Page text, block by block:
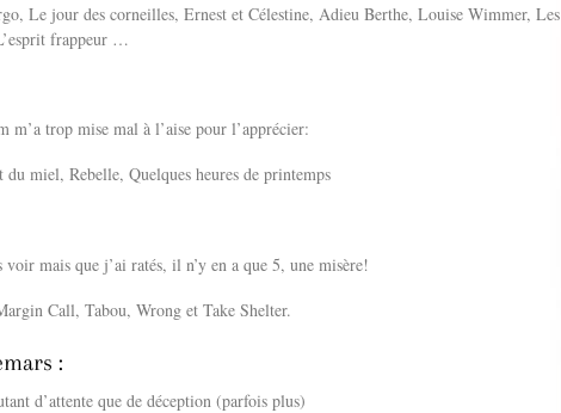
Le jour des corneilles, Ernest et Célestine, Adieu Berthe, Louise Wimmer, Les
frappeur …
m’a trop mise mal à l’aise pour l’apprécier:
miel, Rebelle, Quelques heures de printemps
mais que j’ai ratés, il n’y en a que 5, une misère!
Call, Tabou, Wrong et Take Shelter.
:
d’attente que de déception (parfois plus)